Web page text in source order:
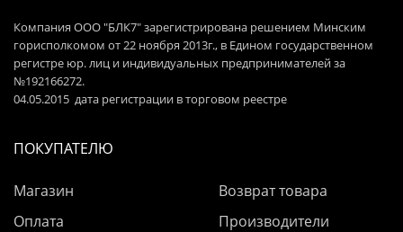
Компания ООО "БЛК7" зарегистрирована решением Минским
горисполкомом от 22 ноября 2013г., в Едином государственном
регистре юр. лиц и индивидуальных предпринимателей за
№192166272.
04.05.2015 дата регистрации в торговом реестре
ПОКУПАТЕЛЮ
Магазин
Оплата
Возврат товара
Производители